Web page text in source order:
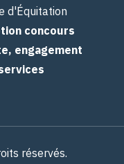
d'Équitation
concours
engagement
réservés.